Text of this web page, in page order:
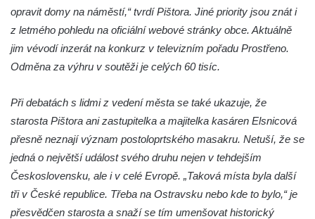
Kenotaf Antonína Fausta na hřbitově ve
Hřivicích
Kenotaf Josefa Borovského na hřbitově ve
Hrob Ludvíka Kryla na hřbitově ve Hřivicích
Kenotaf Václava a Jaroslava Kádnerových
na hřbitově ve Hřivicích
Hrob Bohumila Nejedlého na hřbitově ve
Hřivicích
opravit domy na náměstí,“ tvrdí Pištora. Jiné priority jsou znát i
z letmého pohledu na oficiální webové stránky obce. Aktuálně
jim vévodí inzerát na konkurz v televizním pořadu Prostřeno.
Odměna za výhru v soutěži je celých 60 tisíc.
Při debatách s lidmi z vedení města se také ukazuje, že
starosta Pištora ani zastupitelka a majitelka kasáren Elsnicová
přesně neznají význam postoloprtského masakru. Netuší, že se
jedná o největší událost svého druhu nejen v tehdejším
Československu, ale i v celé Evropě. „Taková místa byla další
tři v České republice. Třeba na Ostravsku nebo kde to bylo,“ je
přesvědčen starosta a snaží se tím umenšovat historický